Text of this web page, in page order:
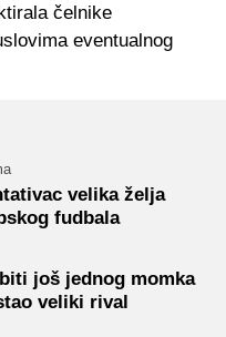
čelnike
eventualnog
velika želja
fudbala
još jednog momka
veliki rival